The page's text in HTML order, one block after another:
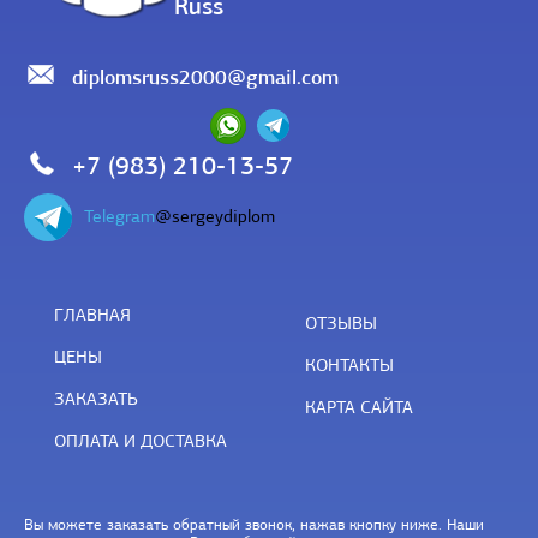
Russ
diplomsruss2000@gmail.com
+7 (983) 210-13-57
Telegram@sergeydiplom
ГЛАВНАЯ
ЦЕНЫ
ЗАКАЗАТЬ
ОПЛАТА И ДОСТАВКА
ОТЗЫВЫ
КОНТАКТЫ
КАРТА САЙТА
Вы можете заказать обратный звонок, нажав кнопку ниже. Наши